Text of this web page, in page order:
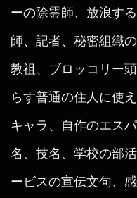
ーの除霊師、放浪す
師、記者、秘密組織
教祖、ブロッコリー
らす普通の住人に使
キャラ、自作のエス
名、技名、学校の部
ービスの宣伝文句、